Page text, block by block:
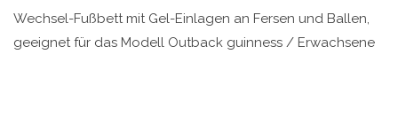
Wechsel-Fußbett mit Gel-Einlagen an Fersen und Ballen,
geeignet für das Modell Outback guinness / Erwachsene